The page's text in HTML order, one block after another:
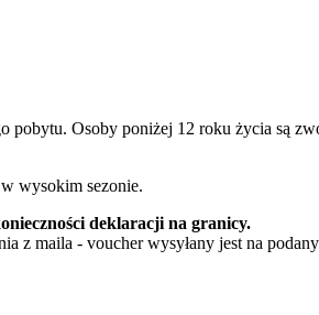
Osoby poniżej 12 roku życia są
wysokim sezonie.
deklaracji na granicy.
z maila - voucher wysyłany jest na